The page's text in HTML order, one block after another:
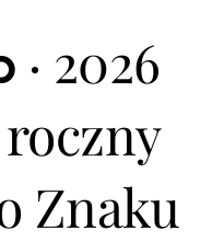
2026
Znaku